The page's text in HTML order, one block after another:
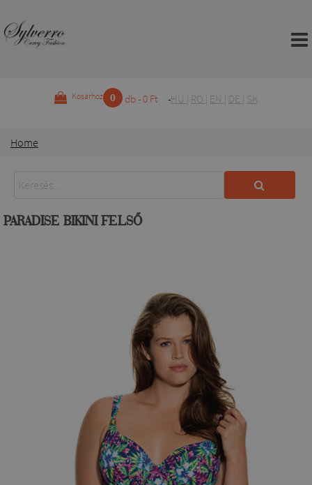
Kosárhoz 0 db - 0 Ft HU RO EN DE SK
Home
PARADISE BIKINI FELSŐ